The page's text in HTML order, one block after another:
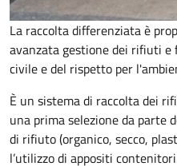
La raccolta differenziata è
avanzata gestione dei rifiuti e
civile e del rispetto per
È un sistema di raccolta dei
una prima selezione da parte
di rifiuto (organico, secco,
l’utilizzo di appositi